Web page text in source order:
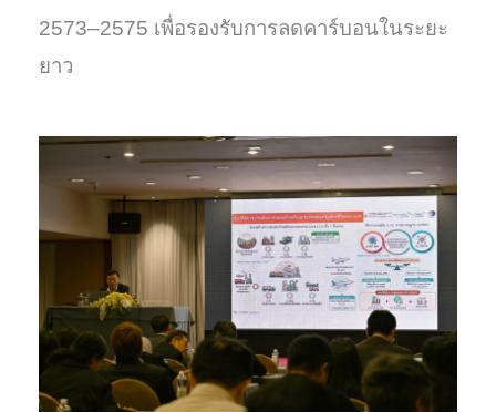
2573–2575 เพื่อรองรับการลดคาร์บอนในระยะ
ยาว